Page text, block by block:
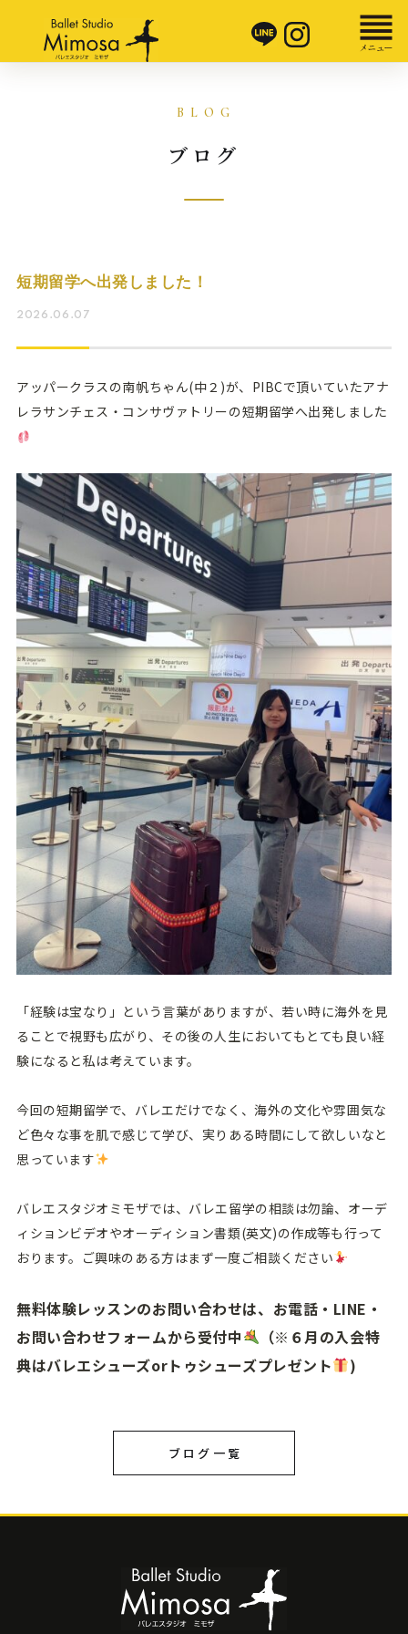
ブログ
短期留学へ出発しました！
2026.06.07
アッパークラスの南帆ちゃん(中２)が、PIBCで頂いていたアナ
レラサンチェス・コンサヴァトリーの短期留学へ出発しました
「経験は宝なり」という言葉がありますが、若い時に海外を見
ることで視野も広がり、その後の人生においてもとても良い経
験になると私は考えています。
今回の短期留学で、バレエだけでなく、海外の文化や雰囲気な
ど色々な事を肌で感じて学び、実りある時間にして欲しいなと
思っています
バレエスタジオミモザでは、バレエ留学の相談は勿論、オーデ
ィションビデオやオーディション書類(英文)の作成等も行って
おります。ご興味のある方はまず一度ご相談ください
無料体験レッスンのお問い合わせは、お電話・LINE・
お問い合わせフォームから受付中
（※６月の入会特
典はバレエシューズorトゥシューズプレゼント
)
ブログ一覧